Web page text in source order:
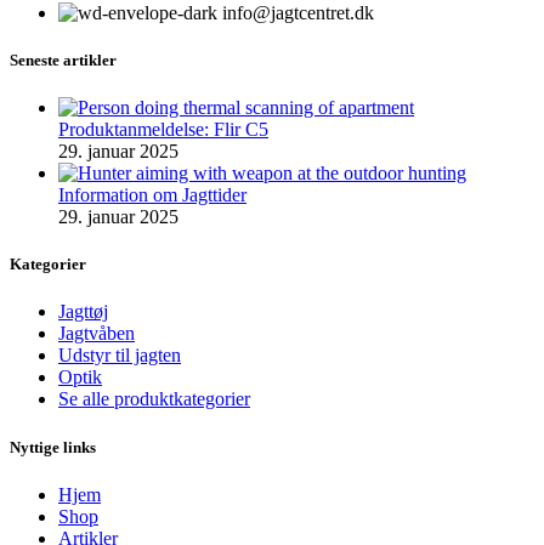
info@jagtcentret.dk
Seneste artikler
Produktanmeldelse: Flir C5
29. januar 2025
Information om Jagttider
29. januar 2025
Kategorier
Jagttøj
Jagtvåben
Udstyr til jagten
Optik
Se alle produktkategorier
Nyttige links
Hjem
Shop
Artikler